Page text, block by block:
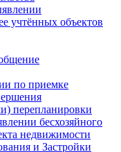
учтённых объектов
по приемке
перепланировки
бесхозяйного
недвижимости
и Застройки